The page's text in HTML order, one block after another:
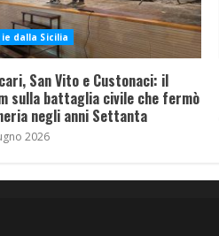
dalla Sicilia
San Vito e Custonaci: il
sulla battaglia civile che fermò
negli anni Settanta
2026